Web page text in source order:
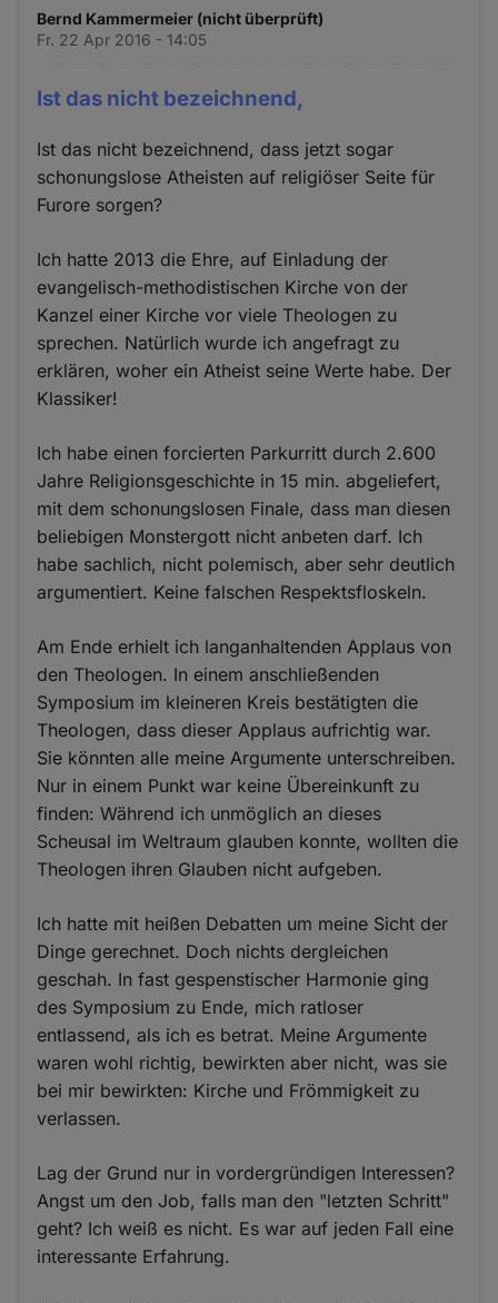
Bernd Kammermeier (nicht überprüft)
Fr. 22 Apr 2016 - 14:05
Ist das nicht bezeichnend,
Ist das nicht bezeichnend, dass jetzt sogar
schonungslose Atheisten auf religiöser Seite für
Furore sorgen?
Ich hatte 2013 die Ehre, auf Einladung der
evangelisch-methodistischen Kirche von der
Kanzel einer Kirche vor viele Theologen zu
sprechen. Natürlich wurde ich angefragt zu
erklären, woher ein Atheist seine Werte habe. Der
Klassiker!
Ich habe einen forcierten Parkurritt durch 2.600
Jahre Religionsgeschichte in 15 min. abgeliefert,
mit dem schonungslosen Finale, dass man diesen
beliebigen Monstergott nicht anbeten darf. Ich
habe sachlich, nicht polemisch, aber sehr deutlich
argumentiert. Keine falschen Respektsfloskeln.
Am Ende erhielt ich langanhaltenden Applaus von
den Theologen. In einem anschließenden
Symposium im kleineren Kreis bestätigten die
Theologen, dass dieser Applaus aufrichtig war.
Sie könnten alle meine Argumente unterschreiben.
Nur in einem Punkt war keine Übereinkunft zu
finden: Während ich unmöglich an dieses
Scheusal im Weltraum glauben konnte, wollten die
Theologen ihren Glauben nicht aufgeben.
Ich hatte mit heißen Debatten um meine Sicht der
Dinge gerechnet. Doch nichts dergleichen
geschah. In fast gespenstischer Harmonie ging
des Symposium zu Ende, mich ratloser
entlassend, als ich es betrat. Meine Argumente
waren wohl richtig, bewirkten aber nicht, was sie
bei mir bewirkten: Kirche und Frömmigkeit zu
verlassen.
Lag der Grund nur in vordergründigen Interessen?
Angst um den Job, falls man den "letzten Schritt"
geht? Ich weiß es nicht. Es war auf jeden Fall eine
interessante Erfahrung.